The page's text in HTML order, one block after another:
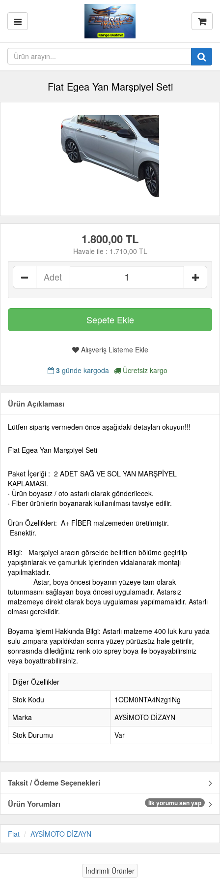
Fiat Egea Yan Marşpiyel Seti
1.800,00 TL
Havale ile : 1.710,00 TL
Adet
Alışveriş Listeme Ekle
3 günde kargoda Ücretsiz kargo
Ürün Açıklaması
Lütfen sipariş vermeden önce aşağıdaki detayları okuyun!!!
Fiat Egea Yan Marşpiyel Seti
Paket İçeriği : 2 ADET SAĞ VE SOL YAN MARŞPİYEL
KAPLAMASI.
· Ürün boyasız / oto astarlı olarak gönderilecek.
· Fiber ürünlerin boyanarak kullanılması tavsiye edilir.
Ürün Özellikleri: A+ FİBER malzemeden üretilmiştir.
Esnektir.
Bilgi: Marşpiyel aracın görselde belirtilen bölüme geçirilip
yapıştırılarak ve çamurluk içlerinden vidalanarak montajı
yapılmaktadır.
Astar, boya öncesi boyanın yüzeye tam olarak
tutunmasını sağlayan boya öncesi uygulamadır. Astarsız
malzemeye direkt olarak boya uygulaması yapılmamalıdır. Astarlı
olması gereklidir.
Boyama işlemi Hakkında Bilgi: Astarlı malzeme 400 luk kuru yada
sulu zımpara yapıldıkdan sonra yüzey pürüzsüz hale getirilir,
sonrasında dilediğiniz renk oto sprey boya ile boyayabilirsiniz
veya boyattırabilirsiniz.
Diğer Özellikler
Stok Kodu
1ODM0NTA4Nzg1Ng
Marka
AYSİMOTO DİZAYN
Stok Durumu
Var
Taksit / Ödeme Seçenekleri
Ürün Yorumları
İlk yorumu sen yap
Fiat AYSİMOTO DİZAYN
İndirimli Ürünler